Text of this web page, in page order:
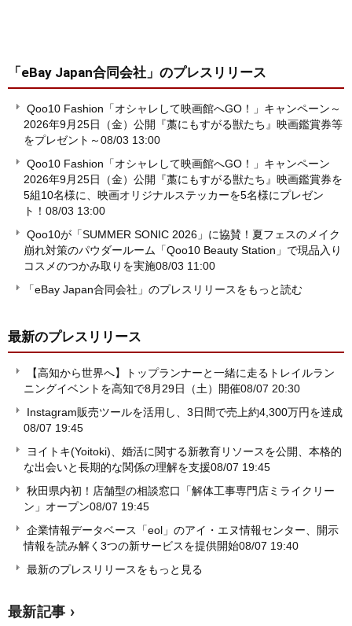
「eBay Japan合同会社」 のプレスリリース
Qoo10 Fashion「オシャレして映画館へGO！」キャンペーン～
2026年9月25日（金）公開『藁にもすがる獣たち』映画鑑賞券等
をプレゼント～08/03 13:00
Qoo10 Fashion「オシャレして映画館へGO！」キャンペーン
2026年9月25日（金）公開『藁にもすがる獣たち』映画鑑賞券を
5組10名様に、映画オリジナルステッカーを5名様にプレゼン
ト！ 08/03 13:00
Qoo10が「SUMMER SONIC 2026」に協賛！夏フェスのメイク
崩れ対策のパウダールーム「Qoo10 Beauty Station」で現品入り
コスメのつかみ取りを実施08/03 11:00
「eBay Japan合同会社」のプレスリリースをもっと読む
最新のプレスリリース
【高知から世界へ】トップランナーと一緒に走るトレイルラン
ニングイベントを高知で8月29日（土）開催08/07 20:30
Instagram販売ツールを活用し、3日間で売上約4,300万円を達成
08/07 19:45
ヨイトキ(Yoitoki)、婚活に関する新教育リソースを公開、本格的
な出会いと長期的な関係の理解を支援08/07 19:45
秋田県内初！店舗型の相談窓口「解体工事専門店ミライクリー
ン」オープン08/07 19:45
企業情報データベース「eol」のアイ・エヌ情報センター、開示
情報を読み解く3つの新サービスを提供開始08/07 19:40
最新のプレスリリースをもっと見る
最新記事